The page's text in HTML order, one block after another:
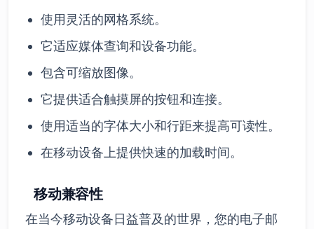
使用灵活的网格系统。
它适应媒体查询和设备功能。
包含可缩放图像。
它提供适合触摸屏的按钮和连接。
使用适当的字体大小和行距来提高可读性。
在移动设备上提供快速的加载时间。
移动兼容性
在当今移动设备日益普及的世界，您的电子邮